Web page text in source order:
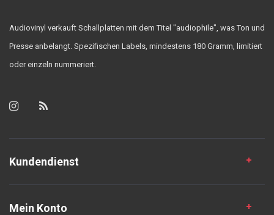
Audiovinyl verkauft Schallplatten mit dem Titel "audiophile", was Ton und
Presse anbelangt. Spezifischen Labels, mindestens 180 Gramm, limitiert
oder einzeln nummeriert.
Kundendienst
Mein Konto